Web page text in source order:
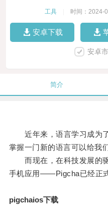
工具 时间：2024-
安卓下载
安卓
简介
近年来，语言学习成为了
掌握一门新的语言可以给我
而现在，在科技发展的驱
手机应用——Pigcha已经正
pigchaios下载